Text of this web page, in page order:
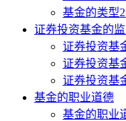
基金的类型2
证券投资基金的
证券投资基
证券投资基
证券投资基
基金的职业道德
基金的职业